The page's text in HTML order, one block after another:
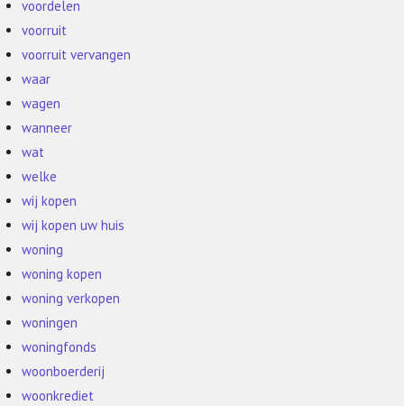
voordelen
voorruit
voorruit vervangen
waar
wagen
wanneer
wat
welke
wij kopen
wij kopen uw huis
woning
woning kopen
woning verkopen
woningen
woningfonds
woonboerderij
woonkrediet